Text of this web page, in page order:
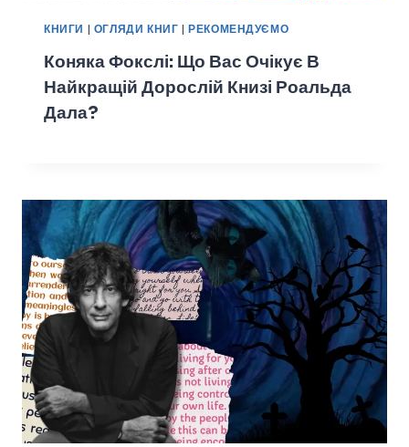
КНИГИ | ОГЛЯДИ КНИГ |РЕКОМЕНДУЄМО
Коняка Фокслі: Що Вас Очікує В
Найкращій Дорослій Книзі Роальда
Дала?